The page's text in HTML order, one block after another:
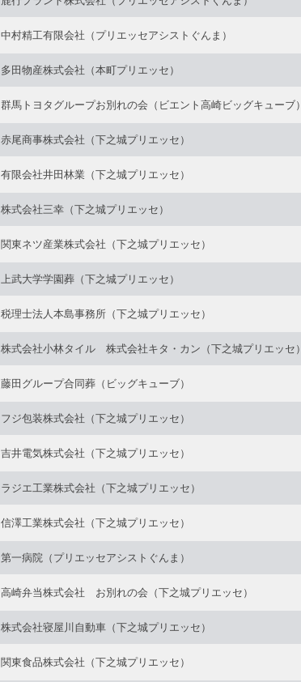
中村精工有限会社（プリエッセアシストぐんま）
多田物産株式会社（本町プリエッセ）
群馬トヨタグループお別れの会（ビエント高崎ビッグキューブ）
赤尾商事株式会社（下之城プリエッセ）
有限会社井田林業（下之城プリエッセ）
株式会社三幸（下之城プリエッセ）
関東ネツ産業株式会社（下之城プリエッセ）
上武大学学園葬（下之城プリエッセ）
税理士法人本島事務所（下之城プリエッセ）
株式会社小林タイル 株式会社キタ・カン（下之城プリエッセ）
藤田グループ合同葬（ビッグキューブ）
フジ包装株式会社（下之城プリエッセ）
吉井電気株式会社（下之城プリエッセ）
ラジエ工業株式会社（下之城プリエッセ）
信澤工業株式会社（下之城プリエッセ）
第一病院（プリエッセアシストぐんま）
高崎弁当株式会社 お別れの会（下之城プリエッセ）
株式会社寝屋川自動車（下之城プリエッセ）
関東食品株式会社（下之城プリエッセ）